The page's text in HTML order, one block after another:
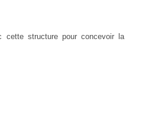
cette structure pour concevoir la